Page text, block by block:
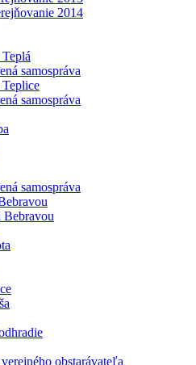
2014
samospráva
Teplice
samospráva
samospráva
Bebravou
obstarávateľa